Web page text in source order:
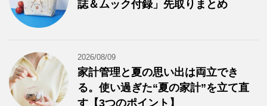
誌＆ムック付録」先取りまとめ
2026/08/09
家計管理と夏の思い出は両立でき
る。使い過ぎた“夏の家計”を立て直
す【3つのポイント】